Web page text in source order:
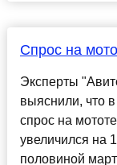
Спрос на
Эксперты
выяснили, что
спрос на
увеличился на
половиной